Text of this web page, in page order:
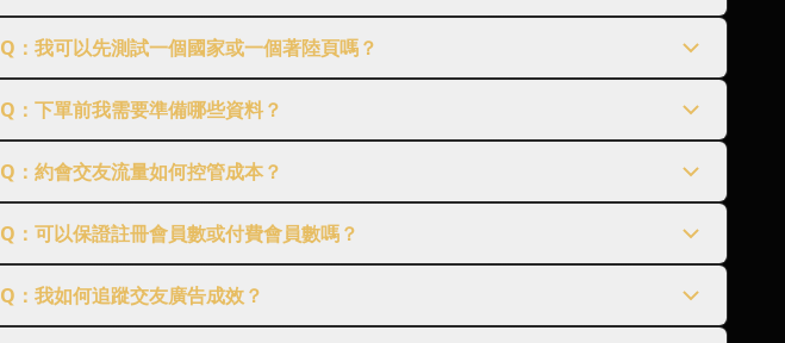
Q：我可以先測試一個國家或一個著陸頁嗎？
Q：下單前我需要準備哪些資料？
Q：約會交友流量如何控管成本？
Q：可以保證註冊會員數或付費會員數嗎？
Q：我如何追蹤交友廣告成效？